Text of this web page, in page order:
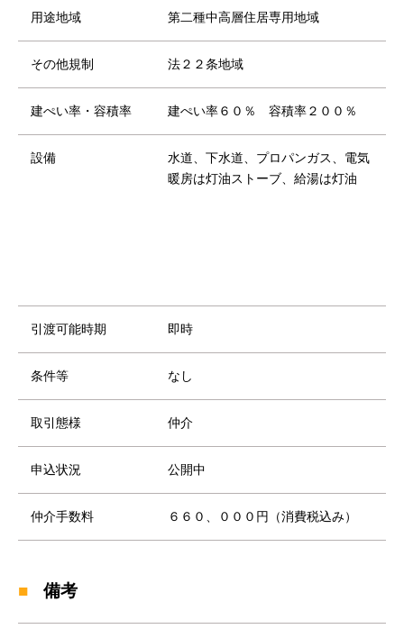
用途地域 第二種中高層住居専用地域
その他規制 法２２条地域
建ぺい率・容積率 建ぺい率６０％ 容積率２００％
設備
水道、下水道、プロパンガス、電気
暖房は灯油ストーブ、給湯は灯油
引渡可能時期 即時
条件等 なし
取引態様 仲介
申込状況 公開中
仲介手数料 ６６０、０００円（消費税込み）
備考